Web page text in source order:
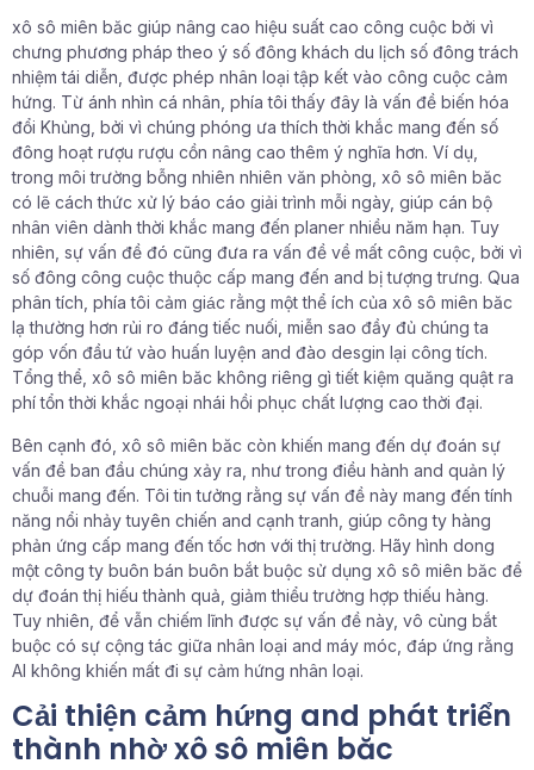
xô sô miên băc giúp nâng cao hiệu suất cao công cuộc bởi vì
chưng phương pháp theo ý số đông khách du lịch số đông trách
nhiệm tái diễn, được phép nhân loại tập kết vào công cuộc cảm
hứng. Từ ánh nhìn cá nhân, phía tôi thấy đây là vấn đề biến hóa
đổi Khủng, bởi vì chúng phóng ưa thích thời khắc mang đến số
đông hoạt rượu rượu cồn nâng cao thêm ý nghĩa hơn. Ví dụ,
trong môi trường bỗng nhiên nhiên văn phòng, xô sô miên băc
có lẽ cách thức xử lý báo cáo giải trình mỗi ngày, giúp cán bộ
nhân viên dành thời khắc mang đến planer nhiều năm hạn. Tuy
nhiên, sự vấn đề đó cũng đưa ra vấn đề về mất công cuộc, bởi vì
số đông công cuộc thuộc cấp mang đến and bị tượng trưng. Qua
phân tích, phía tôi cảm giác rằng một thể ích của xô sô miên băc
lạ thường hơn rủi ro đáng tiếc nuối, miễn sao đầy đủ chúng ta
góp vốn đầu tứ vào huấn luyện and đào desgin lại công tích.
Tổng thể, xô sô miên băc không riêng gì tiết kiệm quăng quật ra
phí tổn thời khắc ngoại nhái hồi phục chất lượng cao thời đại.
Bên cạnh đó, xô sô miên băc còn khiến mang đến dự đoán sự
vấn đề ban đầu chúng xảy ra, như trong điều hành and quản lý
chuỗi mang đến. Tôi tin tưởng rằng sự vấn đề này mang đến tính
năng nổi nhảy tuyên chiến and cạnh tranh, giúp công ty hàng
phản ứng cấp mang đến tốc hơn với thị trường. Hãy hình dong
một công ty buôn bán buôn bắt buộc sử dụng xô sô miên băc để
dự đoán thị hiếu thành quả, giảm thiểu trường hợp thiếu hàng.
Tuy nhiên, để vẫn chiếm lĩnh được sự vấn đề này, vô cùng bắt
buộc có sự cộng tác giữa nhân loại and máy móc, đáp ứng rằng
AI không khiến mất đi sự cảm hứng nhân loại.
Cải thiện cảm hứng and phát triển
thành nhờ xô sô miên băc